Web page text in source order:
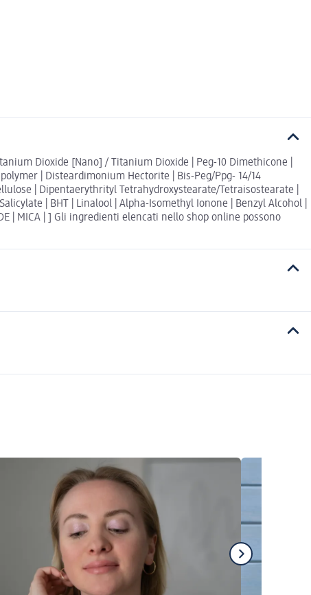
Dioxide [Nano] / Titanium Dioxide | Peg-10 Dimethicone |
| Disteardimonium Hectorite | Bis-Peg/Ppg- 14/14
| Dipentaerythrityl Tetrahydroxystearate/Tetraisostearate |
| BHT | Linalool | Alpha-Isomethyl Ionone | Benzyl Alcohol |
| MICA | ] Gli ingredienti elencati nello shop online possono